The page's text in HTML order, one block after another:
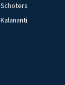
Schoters
Kalananti